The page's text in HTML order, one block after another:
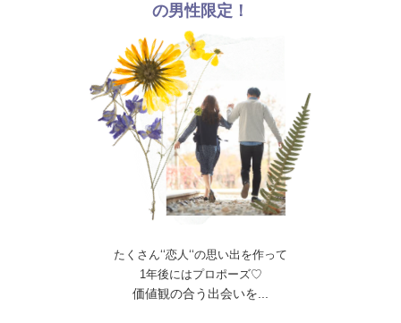
の男性限定！
たくさん‘‘恋人‘‘の思い出を作って
1年後にはプロポーズ♡
価値観の合う出会いを...